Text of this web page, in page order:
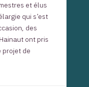
et élus
qui s’est
des
ont pris
projet de